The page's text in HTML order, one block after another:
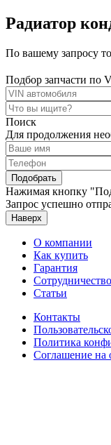
Радиатор
По вашему запросу
Подбор запчасти по
Поиск
Для продолжения
Подобрать
Нажимая кнопку
Запрос успешно
Наверх
О компании
Как купить
Гарантия
Сотрудничество
Статьи
Контакты
Политика
Соглашение на